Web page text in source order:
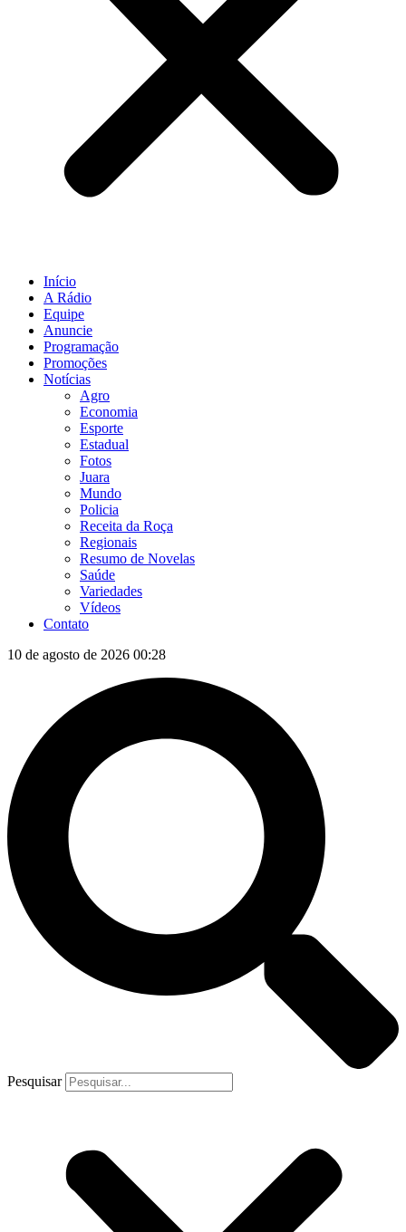
Início
A Rádio
Equipe
Anuncie
Programação
Promoções
Notícias
Agro
Economia
Esporte
Estadual
Fotos
Juara
Mundo
Policia
Receita da Roça
Regionais
Resumo de Novelas
Saúde
Variedades
Vídeos
Contato
10 de agosto de 2026 00:28
Pesquisar